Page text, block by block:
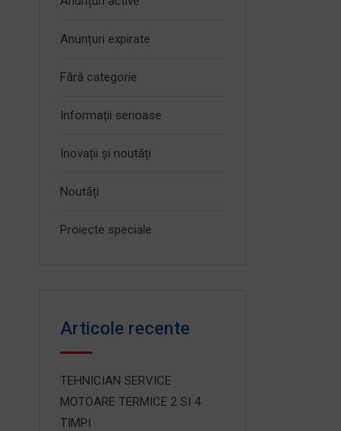
Anunțuri expirate
Fără categorie
Informații serioase
Inovații și noutăți
Noutăți
Proiecte speciale
Articole recente
TEHNICIAN SERVICE
MOTOARE TERMICE 2 SI 4
TIMPI